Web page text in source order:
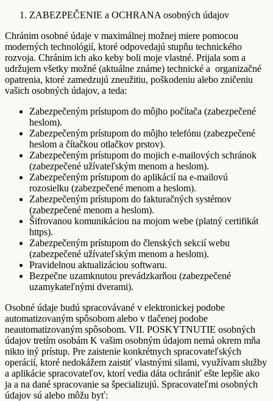
ZABEZPEČENIE a OCHRANA osobných údajov
Chránim osobné údaje v maximálnej možnej miere pomocou
moderných technológií, ktoré odpovedajú stupňu technického
rozvoja. Chránim ich ako keby boli moje vlastné. Prijala som a
udržujem všetky možné (aktuálne známe) technické a organizačné
opatrenia, ktoré zamedzujú zneužitiu, poškodeniu alebo zničeniu
vašich osobných údajov, a teda:
Zabezpečeným prístupom do môjho počítača (zabezpečené
heslom).
Zabezpečeným prístupom do môjho telefónu (zabezpečené
heslom a čítačkou otlačkov prstov).
Zabezpečeným prístupom do mojich e-mailových schránok
(zabezpečené užívateľským menom a heslom).
Zabezpečeným prístupom do aplikácií na e-mailovú
rozosielku (zabezpečené menom a heslom).
Zabezpečeným prístupom do fakturačných systémov
(zabezpečené menom a heslom).
Šifrovanou komunikáciou na mojom webe (platný certifikát
https).
Zabezpečeným prístupom do členských sekcií webu
(zabezpečené užívateľským menom a heslom).
Pravidelnou aktualizáciou softwaru.
Bezpečne uzamknutou prevádzkarňou (zabezpečené
uzamykateľnými dverami).
Osobné údaje budú spracovávané v elektronickej podobe
automatizovaným spôsobom alebo v tlačenej podobe
neautomatizovaným spôsobom. VII. POSKYTNUTIE osobných
údajov tretím osobám K vašim osobným údajom nemá okrem mňa
nikto iný prístup. Pre zaistenie konkrétnych spracovateľských
operácií, ktoré nedokážem zaistiť vlastnými silami, využívam služby
a aplikácie spracovateľov, ktorí vedia dáta ochrániť ešte lepšie ako
ja a na dané spracovanie sa špecializujú. Spracovateľmi osobných
údajov sú alebo môžu byť: